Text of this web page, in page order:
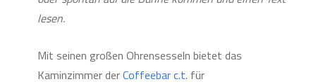
lesen.
Mit seinen großen Ohrensesseln bietet das
Kaminzimmer derCoffeebar c.t. für